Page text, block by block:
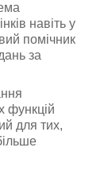
навіть у
помічник
за
функцій
для тих,